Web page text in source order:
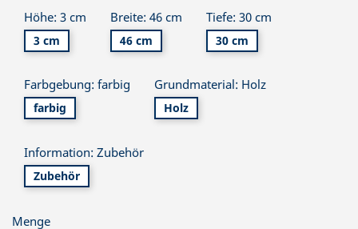
Höhe: 3 cm
3 cm
Breite: 46 cm
46 cm
Tiefe: 30 cm
30 cm
Farbgebung: farbig
farbig
Grundmaterial: Holz
Holz
Information: Zubehör
Zubehör
Menge